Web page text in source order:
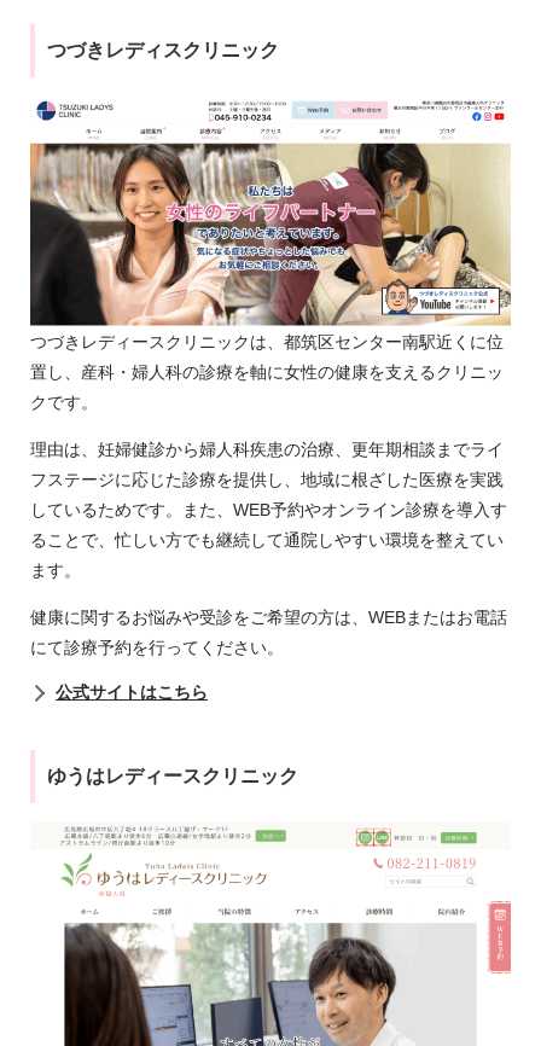
つづきレディスクリニック
つづきレディースクリニックは、都筑区センター南駅近くに位
置し、産科・婦人科の診療を軸に女性の健康を支えるクリニッ
クです。
理由は、妊婦健診から婦人科疾患の治療、更年期相談までライ
フステージに応じた診療を提供し、地域に根ざした医療を実践
しているためです。また、WEB予約やオンライン診療を導入す
ることで、忙しい方でも継続して通院しやすい環境を整えてい
ます。
健康に関するお悩みや受診をご希望の方は、WEBまたはお電話
にて診療予約を行ってください。
公式サイトはこちら
ゆうはレディースクリニック